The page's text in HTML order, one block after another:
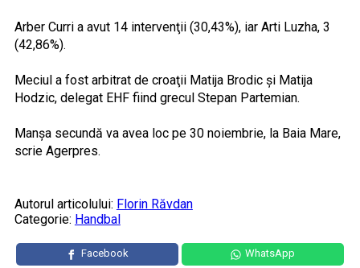
Arber Curri a avut 14 intervenţii (30,43%), iar Arti Luzha, 3
(42,86%).
Meciul a fost arbitrat de croaţii Matija Brodic şi Matija
Hodzic, delegat EHF fiind grecul Stepan Partemian.
Manşa secundă va avea loc pe 30 noiembrie, la Baia Mare,
scrie Agerpres.
Autorul articolului: Florin Răvdan
Categorie: Handbal
Facebook WhatsApp